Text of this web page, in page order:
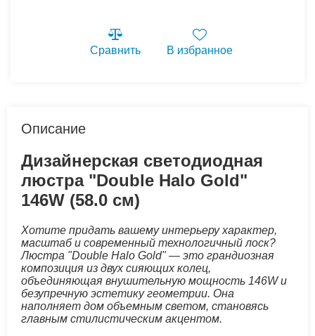
Сравнить В избранное
Описание
Дизайнерская светодиодная
люстра "Double Halo Gold"
146W (58.0 см)
Хотите придать вашему интерьеру характер,
масштаб и современный технологичный лоск?
Люстра "Double Halo Gold" — это грандиозная
композиция из двух сияющих колец,
объединяющая внушительную мощность 146W и
безупречную эстетику геометрии. Она
наполняет дом объемным светом, становясь
главным стилистическим акцентом.